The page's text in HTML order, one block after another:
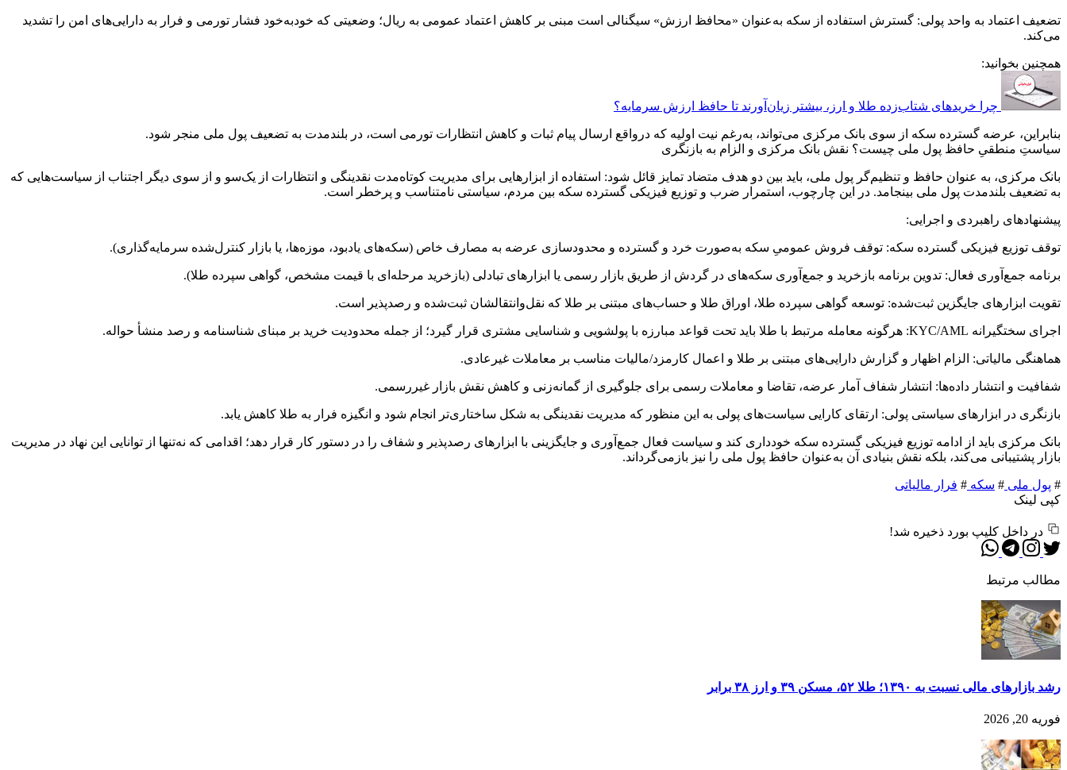
تضعیف اعتماد به واحد پولی: گسترش استفاده از سکه به‌عنوان «محافظ ارزش» سیگنالی است مبنی بر کاهش اعتماد عمومی به ریال؛ وضعیتی که خودبه‌خود فشار تورمی و فرار به دارایی‌های امن را تشدید
می‌کند.
همچنین بخوانید:
چرا خریدهای شتاب‌زده طلا و ارز، بیشتر زیان‌آورند تا حافظ ارزش سرمایه؟
بنابراین، عرضه گسترده سکه از سوی بانک مرکزی می‌تواند، به‌رغم نیت اولیه که درواقع ارسال پیام ثبات و کاهش انتظارات تورمی است، در بلندمدت به تضعیف پول ملی منجر شود.
سیاستِ منطقیِ حافظ پول ملی چیست؟ نقش بانک مرکزی و الزام به بازنگری
بانک مرکزی، به عنوان حافظ و تنظیم‌گر پول ملی، باید بین دو هدف متضاد تمایز قائل شود: استفاده از ابزارهایی برای مدیریت کوتاه‌مدت نقدینگی و انتظارات از یک‌سو و از سوی دیگر اجتناب از سیاست‌هایی که
به تضعیف بلندمدت پول ملی بینجامد. در این چارچوب، استمرار ضرب و توزیع فیزیکی گسترده سکه بین مردم، سیاستی نامتناسب و پرخطر است.
پیشنهادهای راهبردی و اجرایی:
توقف توزیع فیزیکی گسترده سکه: توقف فروش عمومیِ سکه به‌صورت خرد و گسترده و محدودسازی عرضه به مصارف خاص (سکه‌های یادبود، موزه‌ها، یا بازار کنترل‌شده سرمایه‌گذاری).
برنامه جمع‌آوری فعال: تدوین برنامه بازخرید و جمع‌آوری سکه‌های در گردش از طریق بازار رسمی یا ابزارهای تبادلی (بازخرید مرحله‌ای با قیمت مشخص، گواهی سپرده طلا).
تقویت ابزارهای جایگزین ثبت‌شده: توسعه گواهی سپرده طلا، اوراق طلا و حساب‌های مبتنی بر طلا که نقل‌وانتقالشان ثبت‌شده و رصدپذیر است.
اجرای سختگیرانه KYC/AML: هرگونه معامله مرتبط با طلا باید تحت قواعد مبارزه با پولشویی و شناسایی مشتری قرار گیرد؛ از جمله محدودیت خرید بر مبنای شناسنامه و رصد منشأ حواله.
هماهنگی مالیاتی: الزام اظهار و گزارش دارایی‌های مبتنی بر طلا و اعمال کارمزد/مالیات مناسب بر معاملات غیرعادی.
شفافیت و انتشار داده‌ها: انتشار شفاف آمار عرضه، تقاضا و معاملات رسمی برای جلوگیری از گمانه‌زنی و کاهش نقش بازار غیررسمی.
بازنگری در ابزارهای سیاستی پولی: ارتقای کارایی سیاست‌های پولی به این منظور که مدیریت نقدینگی به شکل ساختاری‌تر انجام شود و انگیزه فرار به طلا کاهش یابد.
بانک مرکزی باید از ادامه توزیع فیزیکی گسترده سکه خودداری کند و سیاست فعال جمع‌آوری و جایگزینی با ابزارهای رصدپذیر و شفاف را در دستور کار قرار دهد؛ اقدامی که نه‌تنها از توانایی این نهاد در مدیریت
بازار پشتیبانی می‌کند، بلکه نقش بنیادی آن به‌عنوان حافظ پول ملی را نیز بازمی‌گرداند.
# پول ملی # سکه # فرار مالیاتی
کپی لینک
در داخل کلیپ بورد ذخیره شد!
مطالب مرتبط
رشد بازارهای مالی نسبت به ۱۳۹۰؛ طلا ۵۲، مسکن ۳۹ و ارز ۳۸ برابر
فوریه 20, 2026